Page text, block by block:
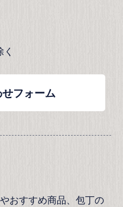
フォーム
おすすめ商品、包丁の